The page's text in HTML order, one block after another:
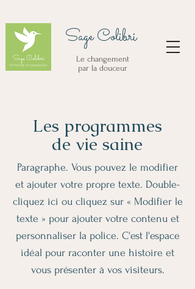
Sage Colibri
Le changement
par la douceur
Les programmes
de vie saine
Paragraphe. Vous pouvez le modifier
et ajouter votre propre texte. Double-
cliquez ici ou cliquez sur « Modifier le
texte » pour ajouter votre contenu et
personnaliser la police. C'est l'espace
idéal pour raconter une histoire et
vous présenter à vos visiteurs.